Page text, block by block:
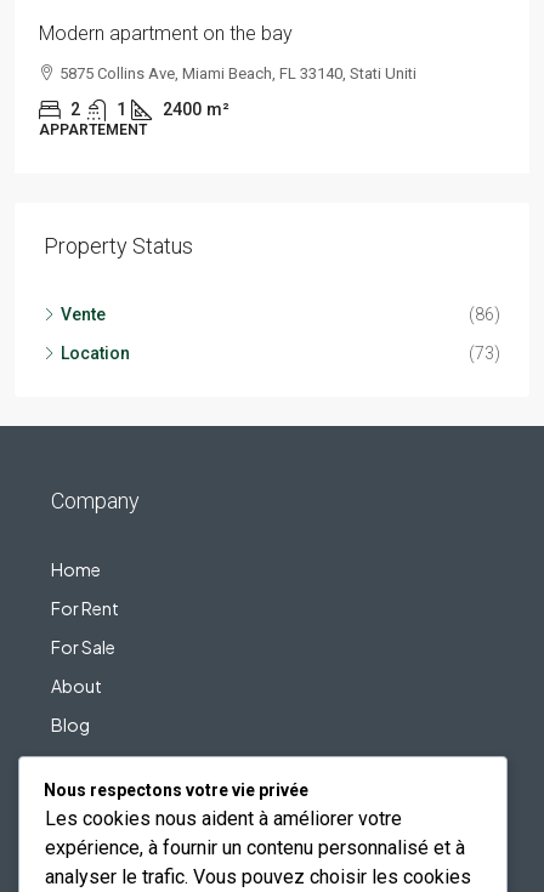
Modern apartment on the bay
5875 Collins Ave, Miami Beach, FL 33140, Stati Uniti
2 1 2400 m²
APPARTEMENT
Property Status
Vente
(86)
Location
(73)
Company
Home
For Rent
For Sale
About
Blog
Contact
United States
Nous respectons votre vie privée
Les cookies nous aident à améliorer votre
expérience, à fournir un contenu personnalisé et à
analyser le trafic. Vous pouvez choisir les cookies